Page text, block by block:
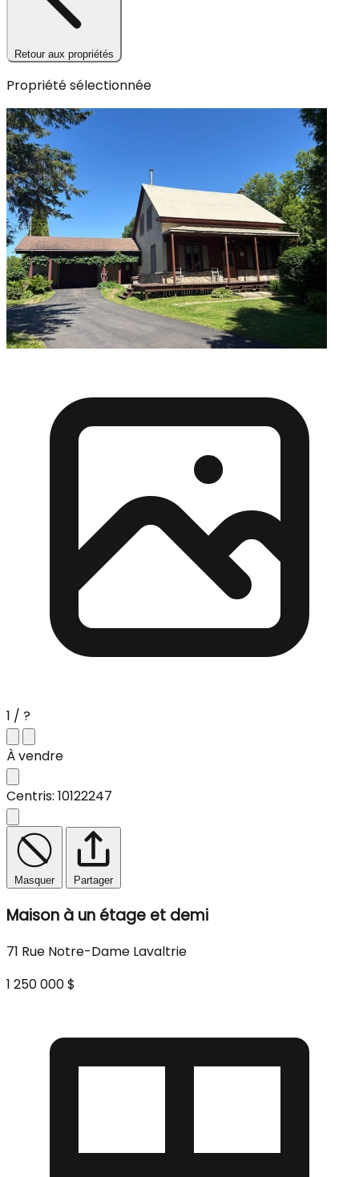
Retour aux propriétés
Propriété sélectionnée
1 / ?
À vendre
Centris: 10122247
Masquer Partager
Maison à un étage et demi
71 Rue Notre-Dame Lavaltrie
1 250 000 $